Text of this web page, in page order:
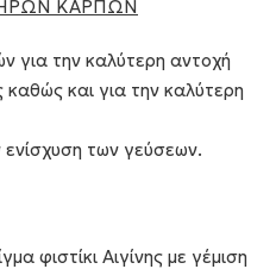
ΚΑΡΠΩΝ
την καλύτερη αντοχή
και για την καλύτερη
ενίσχυση των γεύσεων.
φιστίκι Αιγίνης με γέμιση